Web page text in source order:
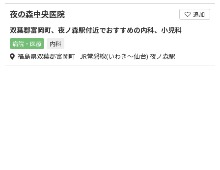
夜の森中央医院 追加
双葉郡富岡町、夜ノ森駅付近でおすすめの内科、小児科
病院・医療 内科
福島県双葉郡富岡町 JR常磐線(いわき～仙台) 夜ノ森駅